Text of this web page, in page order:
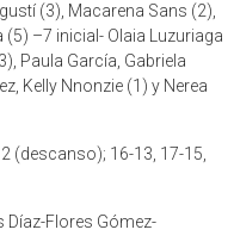
(3), Macarena Sans (2),
(5) –7 inicial- Olaia Luzuriaga
Paula García, Gabriela
Kelly Nnonzie (1) y Nerea
(descanso); 16-13, 17-15,
Díaz-Flores Gómez-